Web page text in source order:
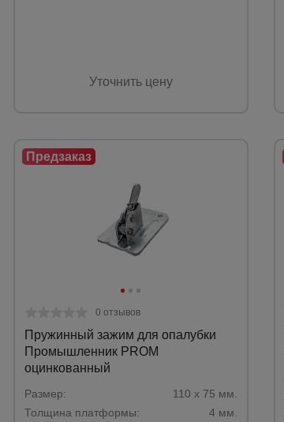
Уточнить цену
0 отзывов
Пружинный зажим для опалубки
Промышленник PROM
оцинкованный
Размер:
110 х 75 мм.
Толщина платформы:
4 мм.